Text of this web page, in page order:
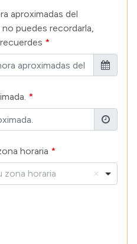
aproximadas del
puedes recordarla,
horaria
zona horaria